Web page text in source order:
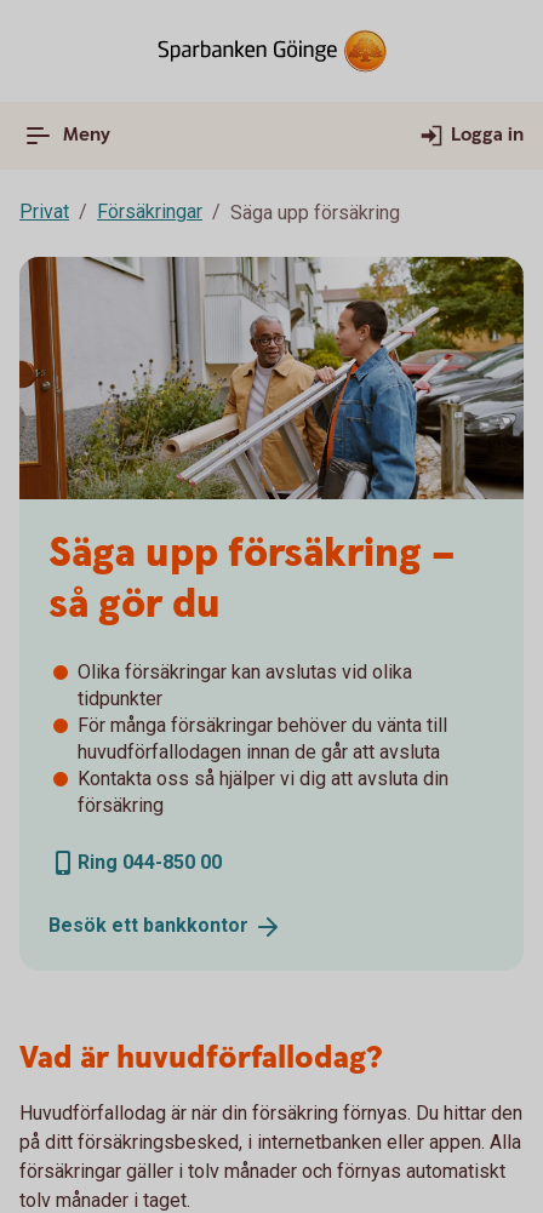
Meny Logga in
Privat Försäkringar Säga upp försäkring
Säga upp försäkring –
så gör du
Olika försäkringar kan avslutas vid olika
tidpunkter
För många försäkringar behöver du vänta till
huvudförfallodagen innan de går att avsluta
Kontakta oss så hjälper vi dig att avsluta din
försäkring
Ring 044-850 00
Besök ett bankkontor
Vad är huvudförfallodag?
Huvudförfallodag är när din försäkring förnyas. Du hittar den
på ditt försäkringsbesked, i internetbanken eller appen. Alla
försäkringar gäller i tolv månader och förnyas automatiskt
tolv månader i taget.